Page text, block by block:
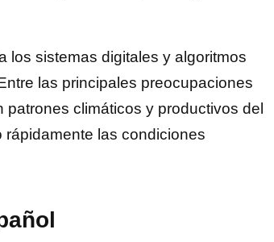
los sistemas digitales y algoritmos
las principales preocupaciones
climáticos y productivos del
las condiciones